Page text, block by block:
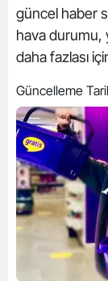
güncel haber
hava durumu,
daha fazlası
Güncelleme